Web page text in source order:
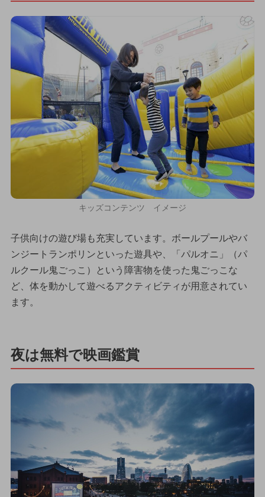
キッズコンテンツ イメージ
子供向けの遊び場も充実しています。ボールプールやバ
ンジートランポリンといった遊具や、「パルオニ」（パ
ルクール鬼ごっこ）という障害物を使った鬼ごっこな
ど、体を動かして遊べるアクティビティが用意されてい
ます。
夜は無料で映画鑑賞